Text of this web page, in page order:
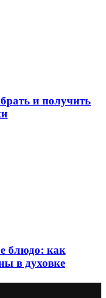
и получить
блюдо: как
в духовке